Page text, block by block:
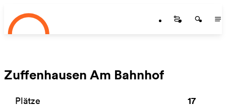
Zum Hauptinhalt springen
Startseite
Zuffenhausen Am Bahnhof
Plätze 17